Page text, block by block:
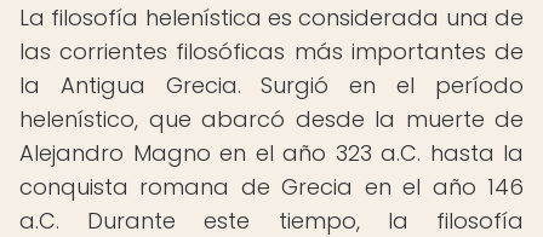
La filosofía helenística es considerada una de
las corrientes filosóficas más importantes de
la Antigua Grecia. Surgió en el período
helenístico, que abarcó desde la muerte de
Alejandro Magno en el año 323 a.C. hasta la
conquista romana de Grecia en el año 146
a.C. Durante este tiempo, la filosofía